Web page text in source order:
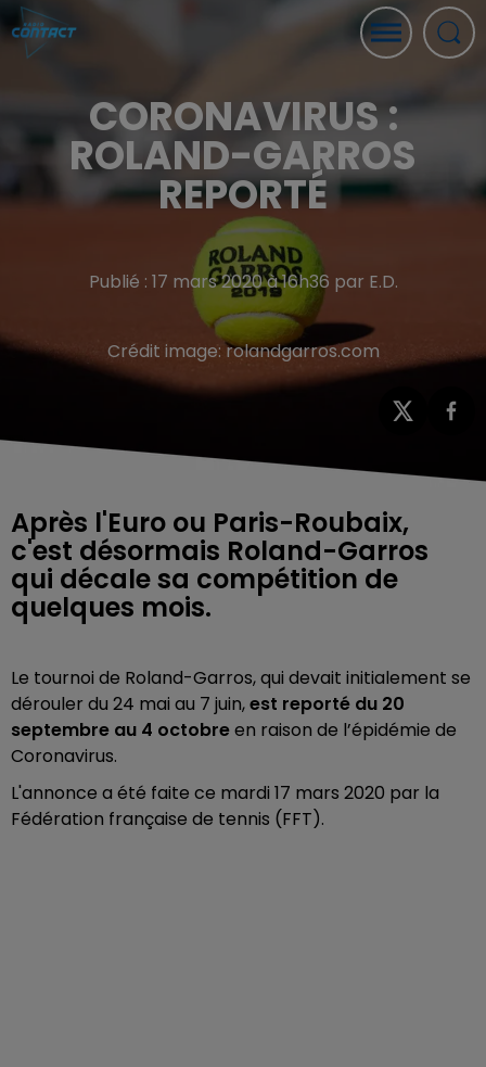
CORONAVIRUS :
ROLAND-GARROS
REPORTÉ
Publié : 17 mars 2020 à 16h36 par E.D.
Crédit image:rolandgarros.com
Après l'Euro ou Paris-Roubaix,
c'est désormais Roland-Garros
qui décale sa compétition de
quelques mois.
Le tournoi de Roland-Garros, qui devait initialement se
dérouler du 24 mai au 7 juin,est reporté du 20
septembre au 4 octobreen raison de l’épidémie de
Coronavirus.
L'annonce a été faite ce mardi 17 mars 2020 par la
Fédération française de tennis (FFT).